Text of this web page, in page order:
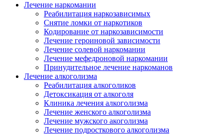
Лечение наркомании
Реабилитация наркозависимых
Снятие ломки от наркотиков
Кодирование от наркозависимости
Лечение героиновой зависимости
Лечение солевой наркомании
Лечение мефедроновой наркомании
Принудительное лечение наркоманов
Лечение алкоголизма
Реабилитация алкоголиков
Детоксикация от алкоголя
Клиника лечения алкоголизма
Лечение женского алкоголизма
Лечение мужского акоголизма
Лечение подросткового алкоголизма